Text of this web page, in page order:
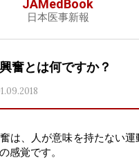
JAMedBook
日本医事新報
奮とは何ですか？
は、人が意味を持たない
感覚です。